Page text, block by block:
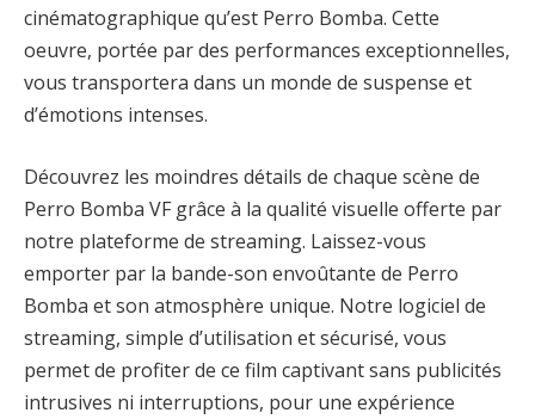
cinématographique qu’est Perro Bomba. Cette
oeuvre, portée par des performances exceptionnelles,
vous transportera dans un monde de suspense et
d’émotions intenses.
Découvrez les moindres détails de chaque scène de
Perro Bomba VF grâce à la qualité visuelle offerte par
notre plateforme de streaming. Laissez-vous
emporter par la bande-son envoûtante de Perro
Bomba et son atmosphère unique. Notre logiciel de
streaming, simple d’utilisation et sécurisé, vous
permet de profiter de ce film captivant sans publicités
intrusives ni interruptions, pour une expérience